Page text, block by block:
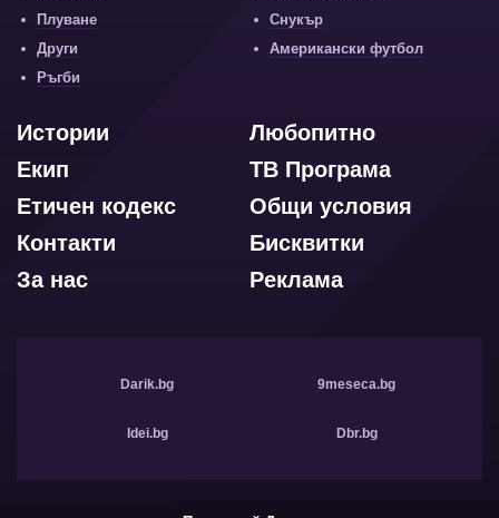
Плуване
Снукър
Други
Американски футбол
Ръгби
Любопитно
Истории
ТВ Програма
Екип
Общи условия
Етичен кодекс
Бисквитки
Контакти
Реклама
За нас
Darik.bg 9meseca.bg
Idei.bg Dbr.bg